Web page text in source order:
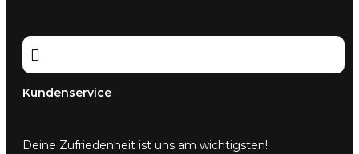

Kundenservice
Deine Zufriedenheit ist uns am wichtigsten!